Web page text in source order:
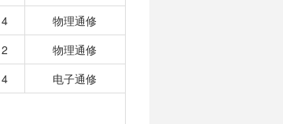
4
物理通修
2
物理通修
4 电子通修